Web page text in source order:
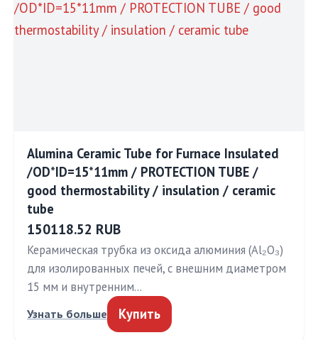
Alumina Ceramic Tube for Furnace Insulated
/OD*ID=15*11mm / PROTECTION TUBE /
good thermostability / insulation / ceramic
tube
150118.52 RUB
Керамическая трубка из оксида алюминия (Al₂O₃)
для изолированных печей, с внешним диаметром
15 мм и внутренним…
Узнать больше Купить